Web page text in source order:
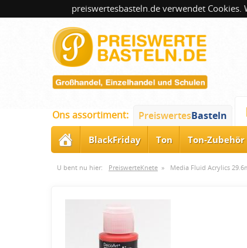
preiswertesbasteln.de verwendet Cookies.
Ons assortiment: PreiswertesBasteln
BlackFriday Ton Ton-Zubehör
U bent nu hier: PreiswerteKnete » Media Fluid Acrylics